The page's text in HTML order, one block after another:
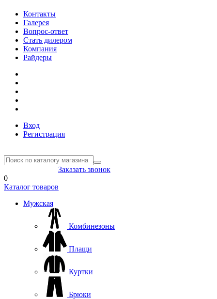
Контакты
Галерея
Вопрос-ответ
Стать дилером
Компания
Райдеры
Вход
Регистрация
Заказать звонок
0
Каталог товаров
Мужская
Комбинезоны
Плащи
Куртки
Брюки